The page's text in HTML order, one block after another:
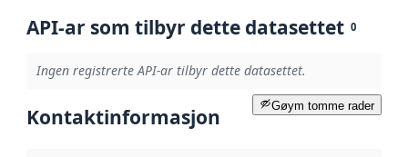
API-ar som tilbyr dette datasettet 0
Ingen registrerte API-ar tilbyr dette datasettet.
Gøym tomme rader
Kontaktinformasjon